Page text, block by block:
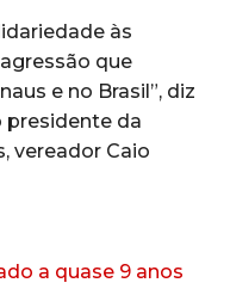
às
que
e no Brasil”, diz
presidente da
vereador Caio
a quase 9 anos